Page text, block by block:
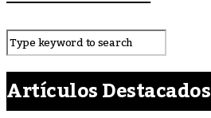
Artículos Destacados